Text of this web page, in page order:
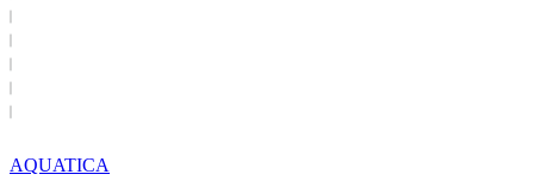
AQUATICA